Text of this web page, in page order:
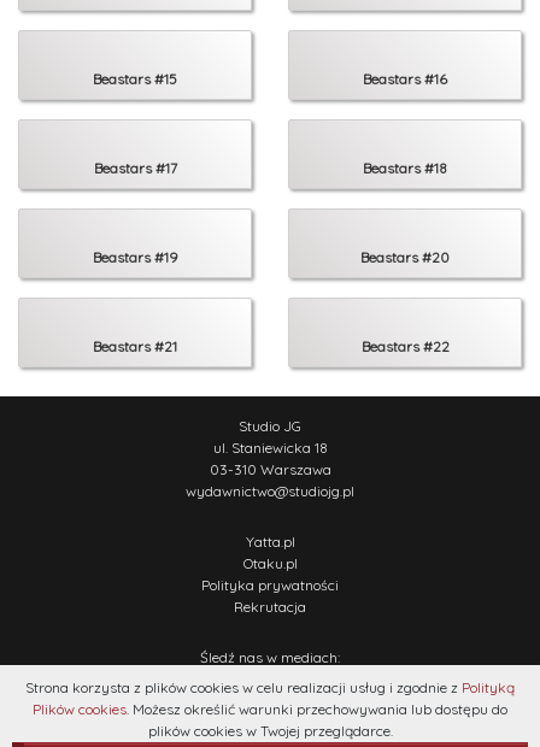
Beastars #15 Beastars #16
Beastars #17 Beastars #18
Beastars #19 Beastars #20
Beastars #21 Beastars #22
Strona korzysta z plików cookies w celu realizacji usług i zgodnie z Polityką
Plików cookies. Możesz określić warunki przechowywania lub dostępu do
plików cookies w Twojej przeglądarce.
Studio JG
ul. Staniewicka 18
03-310 Warszawa
wydawnictwo@studiojg.pl
Yatta.pl
Otaku.pl
Polityka prywatności
Rekrutacja
Śledź nas w mediach: